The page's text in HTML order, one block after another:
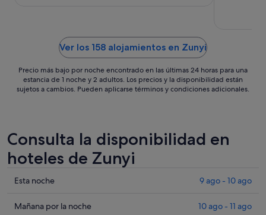
ago
al
22
ago
Ver los 158 alojamientos en Zunyi
Precio más bajo por noche encontrado en las últimas 24 horas para una
estancia de 1 noche y 2 adultos. Los precios y la disponibilidad están
sujetos a cambios. Pueden aplicarse términos y condiciones adicionales.
Consulta la disponibilidad en
hoteles de Zunyi
Comprueba
precios
Esta noche 9 ago - 10 ago
Comprueba
Mañana por la noche 10 ago - 11 ago